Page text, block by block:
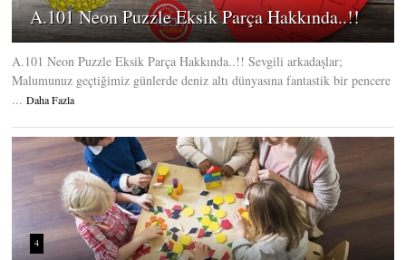
A.101 Neon Puzzle Eksik Parça Hakkında..!!
A.101 Neon Puzzle Eksik Parça Hakkında..!! Sevgili arkadaşlar;
Malumunuz geçtiğimiz günlerde deniz altı dünyasına fantastik bir pencere
... Daha Fazla
4